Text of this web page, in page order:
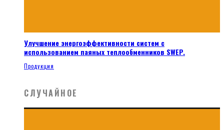
Улучшение энергоэффективности систем с
использованием паяных теплообменников SWEP.
Продукция
СЛУЧАЙНОЕ